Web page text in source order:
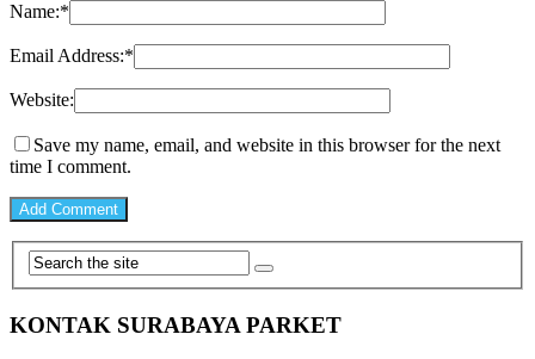
Name:*
Email Address:*
Website:
Save my name, email, and website in this browser for the next
time I comment.
KONTAK SURABAYA PARKET